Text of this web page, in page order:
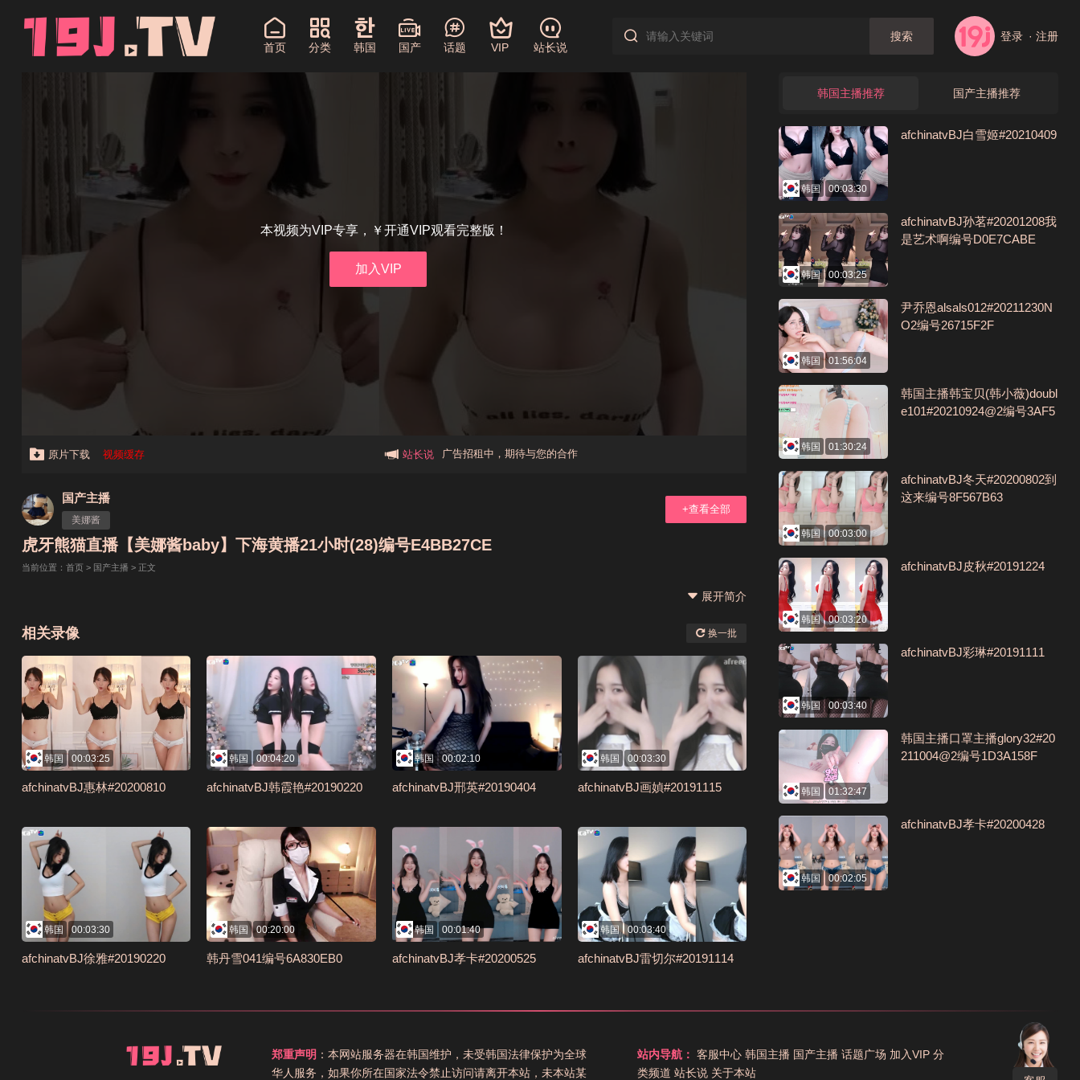
首页 分类 韩国 国产 话题 VIP 站长说
搜索 登录 · 注册
本视频为VIP专享，￥开通VIP观看完整版！
加入VIP
原片下载 视频缓存 站长说
新手报道,扫盲科普帖
广告招租中，期待与您的合作
国产主播
美娜酱
+查看全部
虎牙熊猫直播【美娜酱baby】下海黄播21小时(28)编号E4BB27CE
当前位置： 首页 > 国产主播 > 正文
展开简介
相关录像 换一批
韩国 00:03:25
afchinatvBJ惠林#20200810
韩国 00:04:20
afchinatvBJ韩霞艳#20190220
韩国 00:02:10
afchinatvBJ邢英#20190404
韩国 00:03:30
afchinatvBJ画媜#20191115
韩国 00:03:30
afchinatvBJ徐雅#20190220
韩国 00:20:00
韩丹雪041编号6A830EB0
韩国 00:01:40
afchinatvBJ孝卡#20200525
韩国 00:03:40
afchinatvBJ雷切尔#20191114
韩国主播推荐 国产主播推荐
韩国 00:03:30
afchinatvBJ白雪姬#20210409
韩国 00:03:25
afchinatvBJ孙茗#20201208我
是艺术啊编号D0E7CABE
韩国 01:56:04
尹乔恩alsals012#20211230N
O2编号26715F2F
韩国 01:30:24
韩国主播韩宝贝(韩小薇)doubl
e101#20210924@2编号3AF5
韩国 00:03:00
afchinatvBJ冬天#20200802到
这来编号8F567B63
韩国 00:03:20
afchinatvBJ皮秋#20191224
韩国 00:03:40
afchinatvBJ彩琳#20191111
韩国 01:32:47
韩国主播口罩主播glory32#20
211004@2编号1D3A158F
韩国 00:02:05
afchinatvBJ孝卡#20200428
郑重声明 ：本网站服务器在韩国维护，未受韩国法律保护为全球
华人服务，如果你所在国家法令禁止访问请离开本站，未本站某
站内导航： 客服中心 韩国主播 国产主播 话题广场 加入VIP 分
类频道 站长说 关于本站